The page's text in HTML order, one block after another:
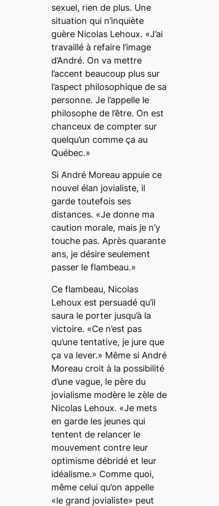
sexuel, rien de plus. Une
situation qui n’inquiète
guère Nicolas Lehoux. «J’ai
travaillé à refaire l’image
d’André. On va mettre
l’accent beaucoup plus sur
l’aspect philosophique de sa
personne. Je l’appelle le
philosophe de l’être. On est
chanceux de compter sur
quelqu’un comme ça au
Québec.»
Si André Moreau appuie ce
nouvel élan jovialiste, il
garde toutefois ses
distances. «Je donne ma
caution morale, mais je n’y
touche pas. Après quarante
ans, je désire seulement
passer le flambeau.»
Ce flambeau, Nicolas
Lehoux est persuadé qu’il
saura le porter jusqu’à la
victoire. «Ce n’est pas
qu’une tentative, je jure que
ça va lever.» Même si André
Moreau croit à la possibilité
d’une vague, le père du
jovialisme modère le zèle de
Nicolas Lehoux. «Je mets
en garde les jeunes qui
tentent de relancer le
mouvement contre leur
optimisme débridé et leur
idéalisme.» Comme quoi,
même celui qu’on appelle
«le grand jovialiste» peut